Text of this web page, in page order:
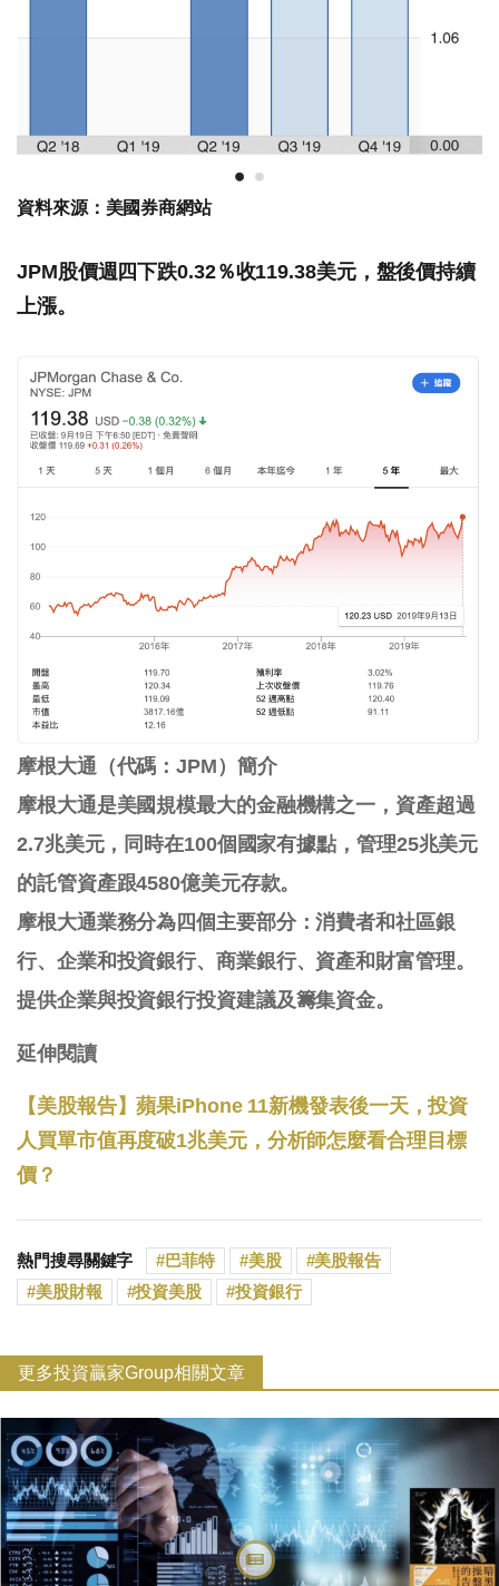
資料來源：美國券商網站
JPM股價週四下跌0.32％收119.38美元，盤後價持續
上漲。
摩根大通（代碼：JPM）簡介
摩根大通是美國規模最大的金融機構之一，資產超過
2.7兆美元，同時在100個國家有據點，管理25兆美元
的託管資產跟4580億美元存款。
摩根大通業務分為四個主要部分：消費者和社區銀
行、企業和投資銀行、商業銀行、資產和財富管理。
提供企業與投資銀行投資建議及籌集資金。
延伸閱讀
【美股報告】蘋果iPhone 11新機發表後一天，投資
人買單市值再度破1兆美元，分析師怎麼看合理目標
價？
熱門搜尋關鍵字 巴菲特 美股
美股報告
美股財報
投資美股 投資銀行
更多投資贏家Group相關文章